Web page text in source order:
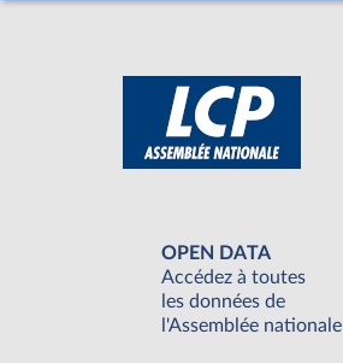
OPEN DATA
Accédez à toutes
les données de
l'Assemblée nationale